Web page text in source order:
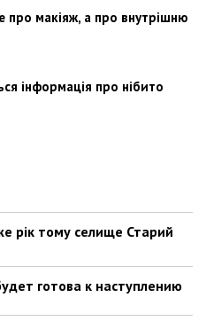
про макіяж, а про внутрішню
інформація про нібито
рік тому селище Старий
готова к наступлению